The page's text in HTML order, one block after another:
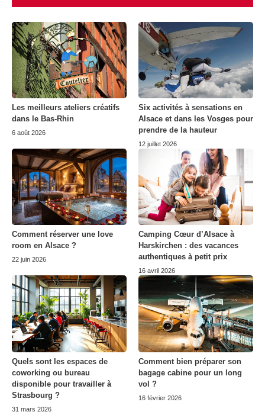
Les meilleurs ateliers créatifs
dans le Bas-Rhin
6 août 2026
Six activités à sensations en
Alsace et dans les Vosges pour
prendre de la hauteur
12 juillet 2026
Comment réserver une love
room en Alsace ?
22 juin 2026
Camping Cœur d’Alsace à
Harskirchen : des vacances
authentiques à petit prix
16 avril 2026
Quels sont les espaces de
coworking ou bureau
disponible pour travailler à
Strasbourg ?
31 mars 2026
Comment bien préparer son
bagage cabine pour un long
vol ?
16 février 2026